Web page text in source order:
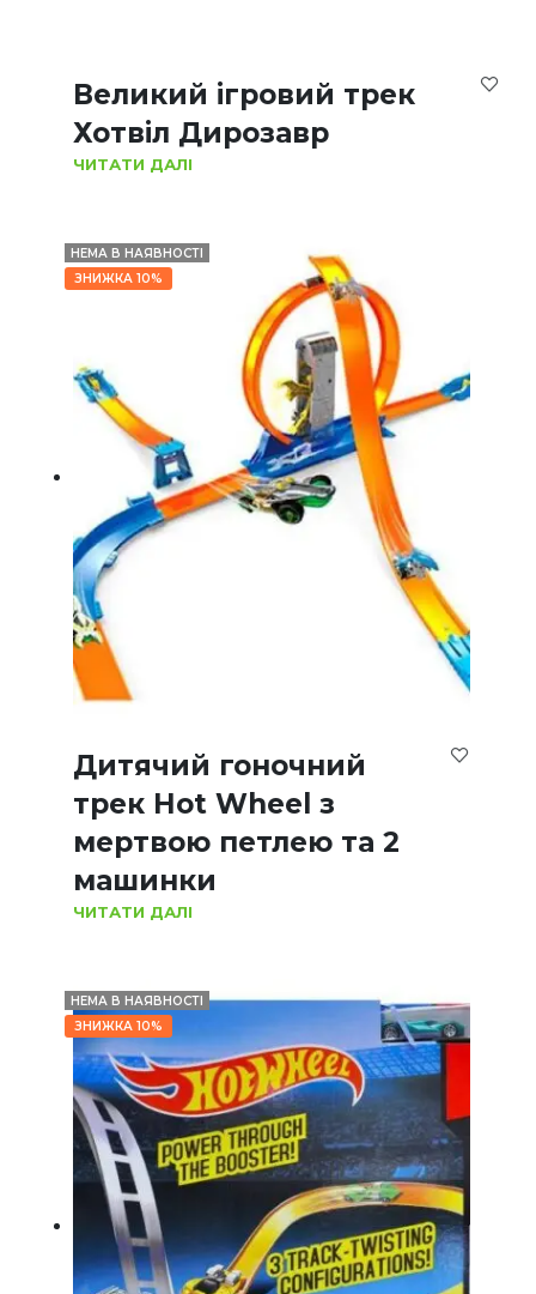
Великий ігровий трек
Хотвіл Дирозавр
ЧИТАТИ ДАЛІ
НЕМА В НАЯВНОСТІ
ЗНИЖКА 10%
Дитячий гоночний
трек Hot Wheel з
мертвою петлею та 2
машинки
ЧИТАТИ ДАЛІ
НЕМА В НАЯВНОСТІ
ЗНИЖКА 10%